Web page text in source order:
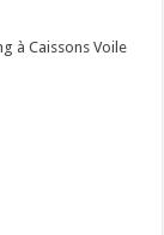
à Caissons Voile